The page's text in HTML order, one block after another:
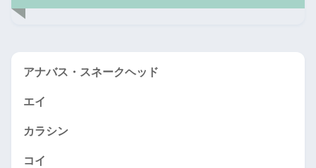
アナバス・スネークヘッド
エイ
カラシン
コイ